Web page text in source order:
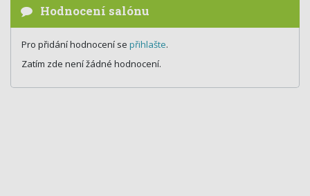
Hodnocení salónu
Pro přidání hodnocení se přihlašte.
Zatím zde není žádné hodnocení.